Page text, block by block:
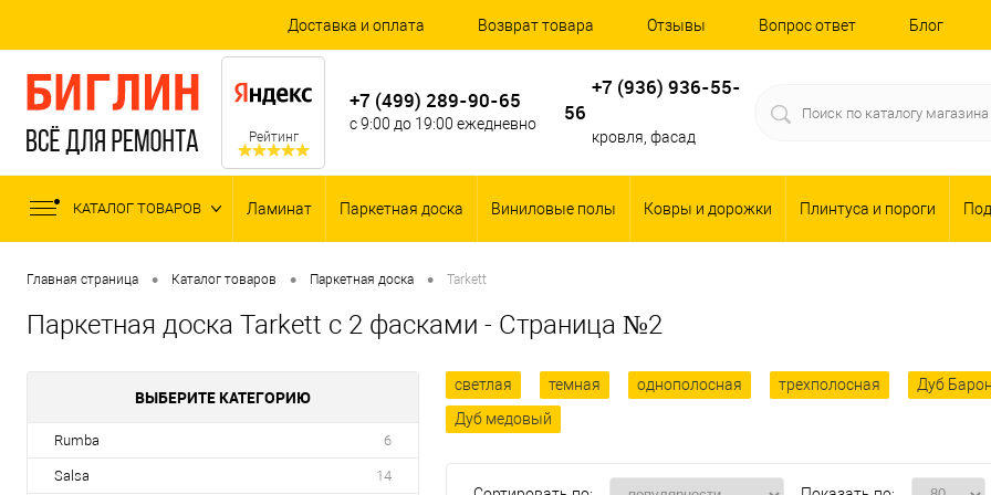
Доставка и оплата Возврат товара Отзывы Вопрос ответ Блог
Рейтинг
+7 (499) 289-90-65
с 9:00 до 19:00 ежедневно
+7 (936) 936-55-
56
кровля, фасад
КАТАЛОГ ТОВАРОВ Ламинат Паркетная доска Виниловые полы Ковры и дорожки Плинтуса и пороги
Главная страница • Каталог товаров • Паркетная доска • Tarkett
Паркетная доска Tarkett с 2 фасками - Страница №2
ВЫБЕРИТЕ КАТЕГОРИЮ
Rumba 6
Salsa 14
светлая темная однополосная трехполосная Дуб Барон
Дуб медовый